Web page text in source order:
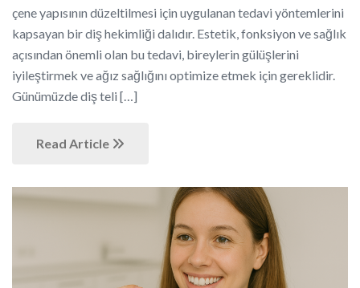
çene yapısının düzeltilmesi için uygulanan tedavi yöntemlerini
kapsayan bir diş hekimliği dalıdır. Estetik, fonksiyon ve sağlık
açısından önemli olan bu tedavi, bireylerin gülüşlerini
iyileştirmek ve ağız sağlığını optimize etmek için gereklidir.
Günümüzde diş teli […]
Read Article